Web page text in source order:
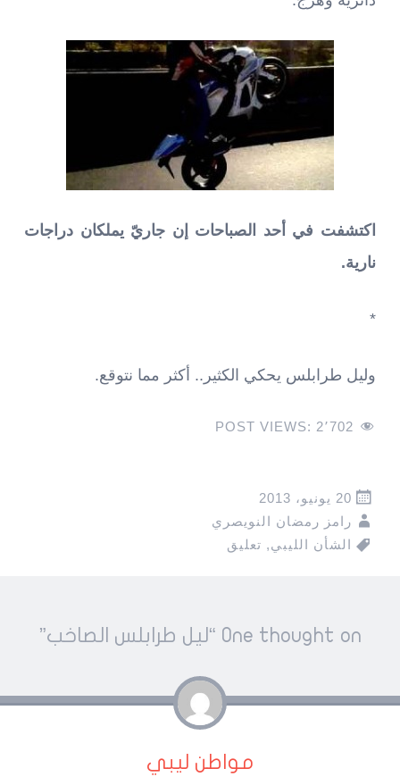
اكتشفت في أحد الصباحات إن جاريّ يملكان دراجات
نارية.
*
وليل طرابلس يحكي الكثير.. أكثر مما نتوقع.
POST VIEWS: 2٬702
20 يونيو، 2013
رامز رمضان النويصري
الشأن الليبي, تعليق
Post
navigation
One thought on “ ليل طرابلس الصاخب”
مواطن ليبي